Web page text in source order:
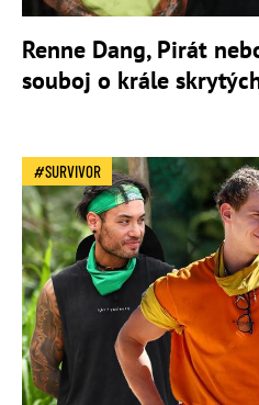
Renne Dang, Pirát
souboj o krále
SURVIVOR